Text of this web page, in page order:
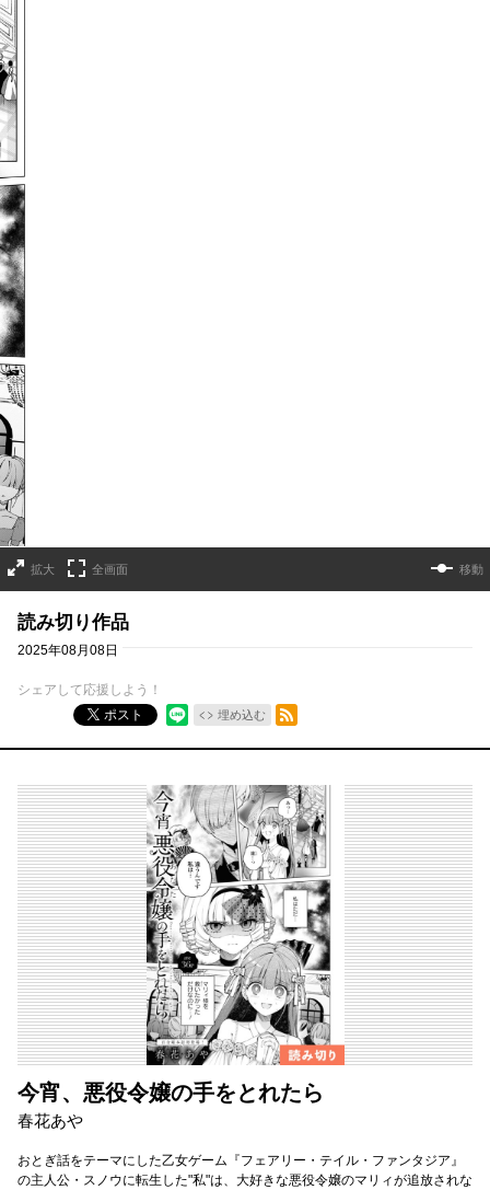
拡大 全画面 移動
読み切り作品
2025年08月08日
シェアして応援しよう！
ポスト
埋め込む
RSSフィード
今宵、悪役令嬢の手をとれたら
春花あや
おとぎ話をテーマにした乙女ゲーム『フェアリー・テイル・ファンタジア』
の主人公・スノウに転生した"私"は、大好きな悪役令嬢のマリィが追放されな